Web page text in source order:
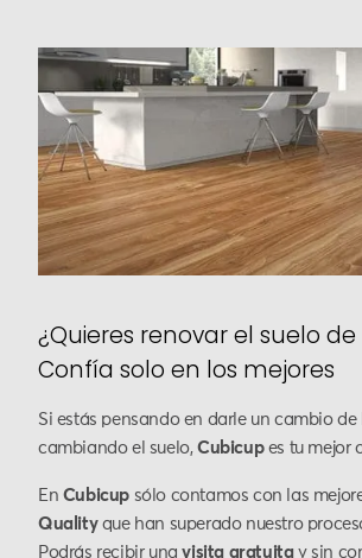
¿Quieres renovar el suelo
Confía solo en los mejores
Si estás pensando en darle un cambio
cambiando el suelo, Cubicup es tu mejor
En Cubicup sólo contamos con las
Qualityque han superado nuestro
Podrás recibir unavisita gratuitay sin